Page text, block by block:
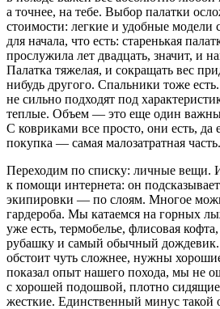
а точнее, на тебе. Выбор палатки
стоимости: легкие и удобные модели
для начала, что есть: старенькая
прослужила лет двадцать, значит, и
Палатка тяжелая, и сокращать вес
нибудь другого. Спальники тоже
не сильно подходят под
теплые. Объем — это еще один
С ковриками все просто, они есть,
покупка — самая малозатратная часть.
Переходим по списку: личные вещи.
к помощи интернета: он
экипировки — по слоям. Многое
гардероба. Мы катаемся на горных
уже есть, термобелье, флисовая
рубашку и самый обычный
обстоит чуть сложнее, нужны
показал опыт нашего похода, мы не
с хорошей подошвой, плотно
жесткие. Единственный минус такой